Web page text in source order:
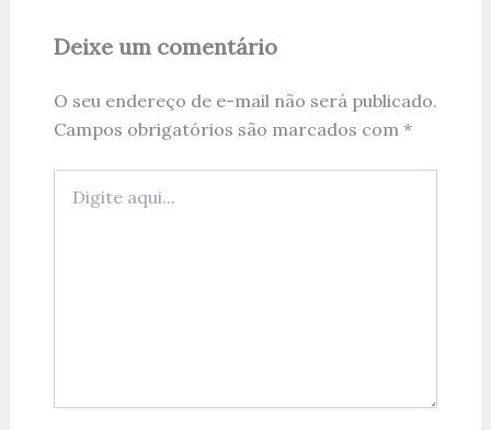
Deixe um comentário
O seu endereço de e-mail não será publicado.
Campos obrigatórios são marcados com *
aqui...